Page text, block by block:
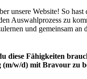
unsere Website! So hast
Auswahlprozess zu
und gemeinsam an
diese Fähigkeiten
w/d) mit Bravour zu